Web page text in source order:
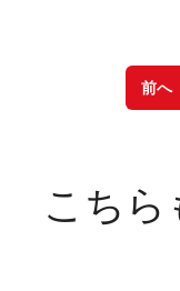
前へ
こちら